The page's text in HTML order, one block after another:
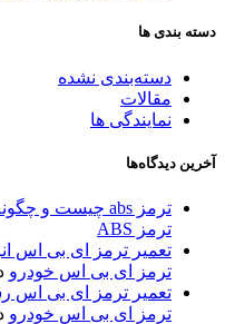
دسته بندی ها
دسته‌بندی نشده
مقالات
نمایندگی ها
آخرین دیدگاه‌ها
ترمز abs چیست و چگونه کار می کند؟ | ای بی اس اتحاد
ترمز ABS
تعمیر ترمز ای بی اس
ترمز ای بی اس خودرو
تعمیر ترمز ای بی اس
ترمز ای بی اس خودرو